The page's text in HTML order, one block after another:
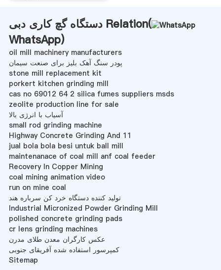
دستگاه گچ کاری دبی Relation(
WhatsApp)
oil mill machinery manufacturers
پودر سنگ آهک بلیز برای صنعت سیمان
stone mill replacement kit
porkert kitchen grinding mill
cas no 69012 64 2 silica fumes suppliers msds
zeolite production line for sale
آسیاب با انرژی بالا
small rod grinding machine
Highway Concrete Grinding And 11
jual bola bola besi untuk ball mill
maintenanace of coal mill anf coal feeder
Recovery In Copper Mining
coal mining animation video
run on mine coal
تولید کننده دستگاه خرد کن سرباره هند
Industrial Micronized Powder Grinding Mill
polished concrete grinding pads
cr lens grinding machines
عکس کارگران معدن طلای مدرن
کمپرسور استفاده شده آفریقای جنوبی
Sitemap